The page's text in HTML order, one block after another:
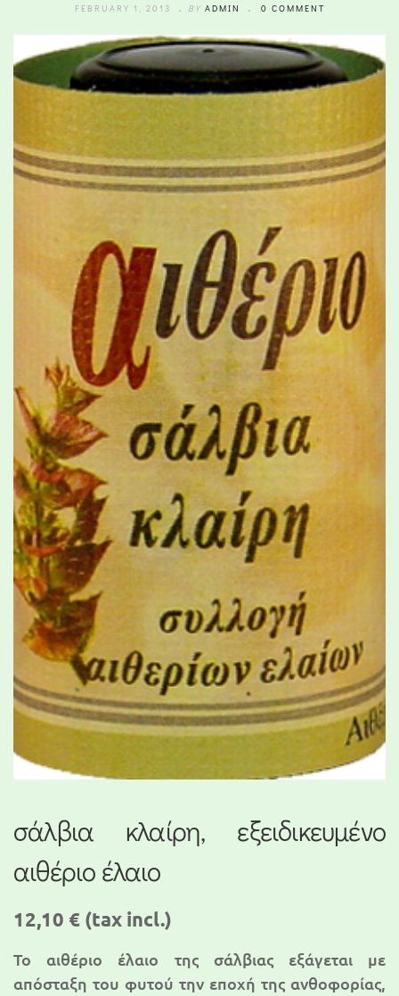
FEBRUARY 1, 2013 BY ADMIN 0 COMMENT
σάλβια κλαίρη, εξειδικευμένο
αιθέριο έλαιο
12,10 € (tax incl.)
Το αιθέριο έλαιο της σάλβιας εξάγεται με
απόσταξη του φυτού την εποχή της ανθοφορίας,